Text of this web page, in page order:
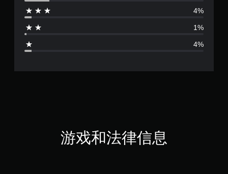
7
4%
1%
4%
游戏和法律信息